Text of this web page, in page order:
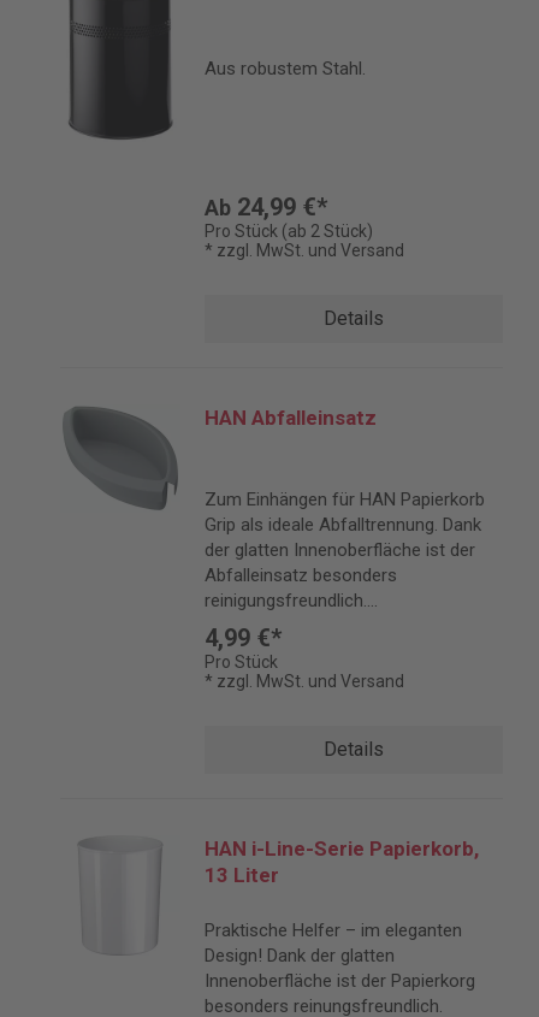
Aus robustem Stahl.
Ab 24,99 €*
Pro Stück (ab 2 Stück)
* zzgl. MwSt. und Versand
Details
HAN Abfalleinsatz
Zum Einhängen für HAN Papierkorb
Grip als ideale Abfalltrennung. Dank
der glatten Innenoberfläche ist der
Abfalleinsatz besonders
reinigungsfreundlich.
Fassungsvermögen: 1 Liter.
4,99 €*
Pro Stück
* zzgl. MwSt. und Versand
Details
HAN i-Line-Serie Papierkorb,
13 Liter
Praktische Helfer – im eleganten
Design! Dank der glatten
Innenoberfläche ist der Papierkorg
besonders reinungsfreundlich.